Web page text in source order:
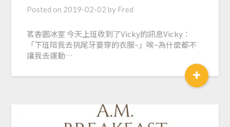
Posted on 2019-02-02 by Fred
茗香園冰室 今天上班收到了Vicky的訊息Vicky：
「下班陪我去挑尾牙要穿的衣服~」唉~為什麼都不
讓我去運動…
+